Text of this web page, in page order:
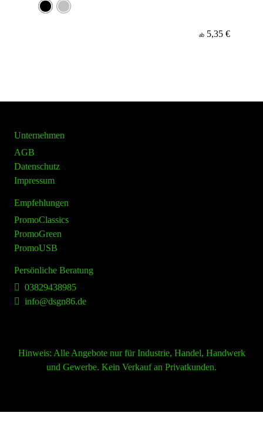
ab 5,35 €
Unternehmen
AGB
Datenschutz
Impressum
Empfehlungen
PromoClassics
PromoGreen
PromoUSB
Persönliche Beratung
03829438985
info@dsgn86.de
Hinweis: Alle Angebote nur für Industrie, Handel, Handwerk
und Gewerbe. Kein Verkauf an Privatkunden.